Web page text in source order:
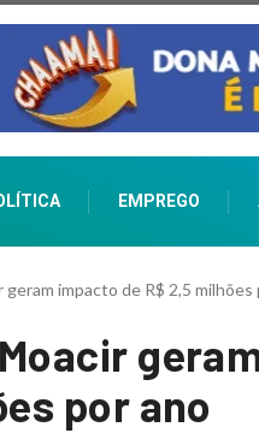
EMPREGO
impacto de R$ 2,5 milhões
por ano